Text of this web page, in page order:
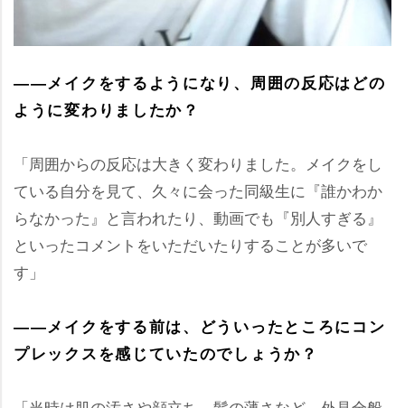
――メイクをするようになり、周囲の反応はどの
ように変わりましたか？
「周囲からの反応は大きく変わりました。メイクをし
ている自分を見て、久々に会った同級生に『誰かわか
らなかった』と言われたり、動画でも『別人すぎる』
といったコメントをいただいたりすることが多いで
す」
――メイクをする前は、どういったところにコン
プレックスを感じていたのでしょうか？